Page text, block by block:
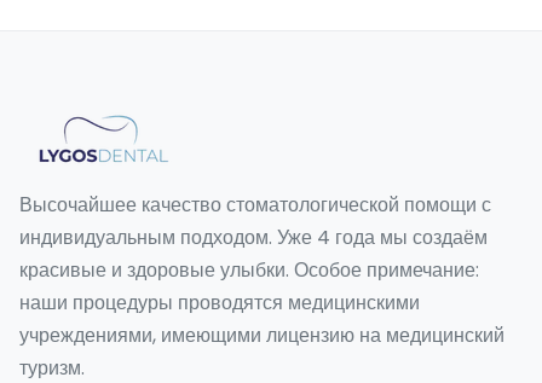
Высочайшее качество стоматологической помощи с
индивидуальным подходом. Уже 4 года мы создаём
красивые и здоровые улыбки. Особое примечание:
наши процедуры проводятся медицинскими
учреждениями, имеющими лицензию на медицинский
туризм.